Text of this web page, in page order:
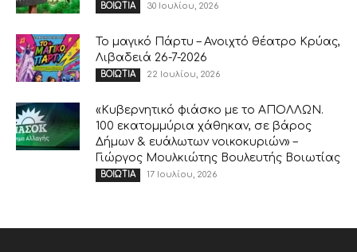
ΒΟΙΩΤΙΑ 30 Ιουλίου, 2026
Το μαγικό Πάρτυ – Ανοιχτό θέατρο Κρύας,
Λιβαδειά 26-7-2026
ΒΟΙΩΤΙΑ 22 Ιουλίου, 2026
«Κυβερνητικό φιάσκο με το ΑΠΟΛΛΩΝ.
100 εκατομμύρια χάθηκαν, σε βάρος
Δήμων & ευάλωτων νοικοκυριών» –
Γιώργος Μουλκιώτης Βουλευτής Βοιωτίας
ΒΟΙΩΤΙΑ 17 Ιουλίου, 2026